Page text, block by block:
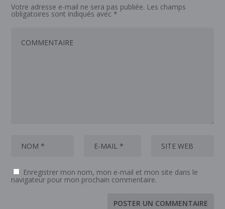
Votre adresse e-mail ne sera pas publiée. Les champs
obligatoires sont indiqués avec *
Enregistrer mon nom, mon e-mail et mon site dans le
navigateur pour mon prochain commentaire.